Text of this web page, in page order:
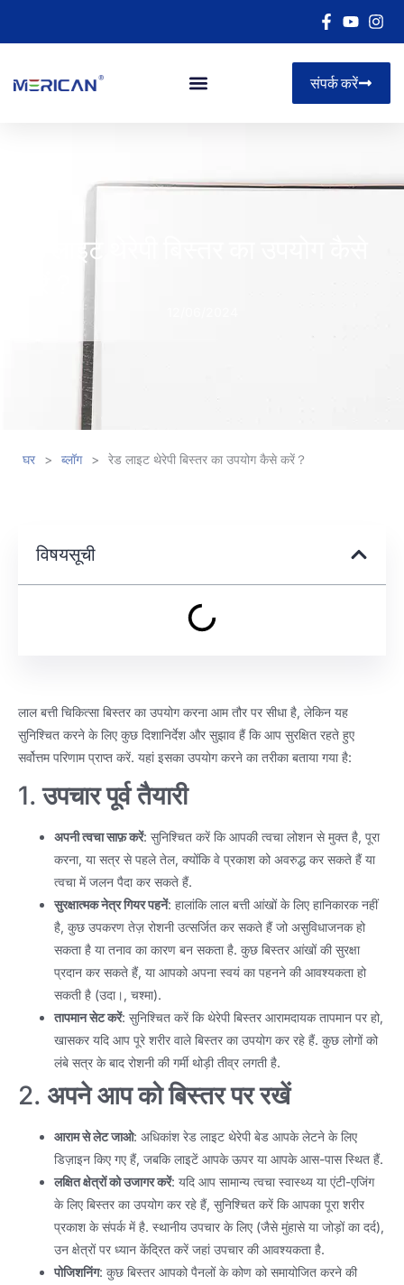
संपर्क करें
रेड लाइट थेरेपी बिस्तर का उपयोग कैसे
घर > ब्लॉग > रेड लाइट थेरेपी बिस्तर का उपयोग कैसे करें？
विषयसूची
लाल बत्ती चिकित्सा बिस्तर का उपयोग करना आम तौर पर सीधा है, लेकिन यह
सुनिश्चित करने के लिए कुछ दिशानिर्देश और सुझाव हैं कि आप सुरक्षित रहते हुए
सर्वोत्तम परिणाम प्राप्त करें. यहां इसका उपयोग करने का तरीका बताया गया है:
1.उपचार पूर्व तैयारी
अपनी त्वचा साफ़ करें: सुनिश्चित करें कि आपकी त्वचा लोशन से मुक्त है, पूरा
करना, या सत्र से पहले तेल, क्योंकि वे प्रकाश को अवरुद्ध कर सकते हैं या
त्वचा में जलन पैदा कर सकते हैं.
सुरक्षात्मक नेत्र गियर पहनें: हालांकि लाल बत्ती आंखों के लिए हानिकारक नहीं
है, कुछ उपकरण तेज़ रोशनी उत्सर्जित कर सकते हैं जो असुविधाजनक हो
सकता है या तनाव का कारण बन सकता है. कुछ बिस्तर आंखों की सुरक्षा
प्रदान कर सकते हैं, या आपको अपना स्वयं का पहनने की आवश्यकता हो
सकती है (उदा।, चश्मा).
तापमान सेट करें: सुनिश्चित करें कि थेरेपी बिस्तर आरामदायक तापमान पर हो,
खासकर यदि आप पूरे शरीर वाले बिस्तर का उपयोग कर रहे हैं. कुछ लोगों को
लंबे सत्र के बाद रोशनी की गर्मी थोड़ी तीव्र लगती है.
2. अपने आप को बिस्तर पर रखें
आराम से लेट जाओ: अधिकांश रेड लाइट थेरेपी बेड आपके लेटने के लिए
डिज़ाइन किए गए हैं, जबकि लाइटें आपके ऊपर या आपके आस-पास स्थित हैं.
लक्षित क्षेत्रों को उजागर करें: यदि आप सामान्य त्वचा स्वास्थ्य या एंटी-एजिंग
के लिए बिस्तर का उपयोग कर रहे हैं, सुनिश्चित करें कि आपका पूरा शरीर
प्रकाश के संपर्क में है. स्थानीय उपचार के लिए (जैसे मुंहासे या जोड़ों का दर्द),
उन क्षेत्रों पर ध्यान केंद्रित करें जहां उपचार की आवश्यकता है.
पोजिशनिंग: कुछ बिस्तर आपको पैनलों के कोण को समायोजित करने की